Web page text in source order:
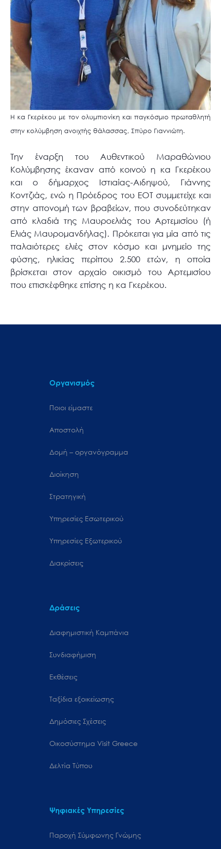
Η κα Γκερέκου με τον ολυμπιονίκη και παγκόσμιο πρωταθλητή
στην κολύμβηση ανοιχτής θάλασσας, Σπύρο Γιαννιώτη.
Την έναρξη του Αυθεντικού Μαραθώνιου
Κολύμβησης έκαναν από κοινού η κα Γκερέκου
και ο δήμαρχος Ιστιαίας-Αιδηψού, Γιάννης
Κοντζιάς, ενώ η Πρόεδρος του ΕΟΤ συμμετείχε και
στην απονομή των βραβείων, που συνοδεύτηκαν
από κλαδιά της Μαυροελιάς του Αρτεμισίου (ή
Ελιάς Μαυρομανδήλας). Πρόκειται για μία από τις
παλαιότερες ελιές στον κόσμο και μνημείο της
φύσης, ηλικίας περίπου 2.500 ετών, η οποία
βρίσκεται στον αρχαίο οικισμό του Αρτεμισίου
που επισκέφθηκε επίσης η κα Γκερέκου.
Οργανισμός
Ποιοι είμαστε
Αποστολή
Δομή – οργανόγραμμα
Διοίκηση
Στρατηγική
Υπηρεσίες Εσωτερικού
Υπηρεσίες Εξωτερικού
Διακρίσεις
Δράσεις
Διαφημιστική Καμπάνια
Συνδιαφήμιση
Εκθέσεις
Ταξίδια εξοικείωσης
Δημόσιες Σχέσεις
Oικοσύστημα Visit Greece
Δελτία Τύπου
Ψηφιακές Υπηρεσίες
Παροχή Σύμφωνης Γνώμης